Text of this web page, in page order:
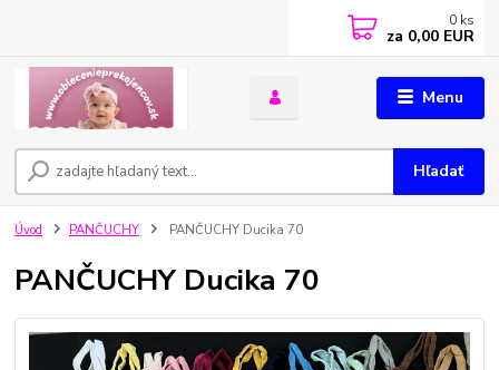
Menu
Hľadať
0 ks
za 0,00 EUR
Úvod PANČUCHY PANČUCHY Ducika 70
PANČUCHY Ducika 70